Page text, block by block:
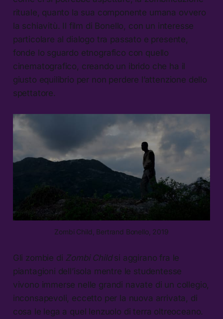
rituale, quanto la sua componente umana ovvero
la schiavitù. Il film di Bonello, con un interesse
particolare al dialogo tra passato e presente,
fonde lo sguardo etnografico con quello
cinematografico, creando un ibrido che ha il
giusto equilibrio per non perdere l’attenzione dello
spettatore.
Zombi Child, Bertrand Bonello, 2019
Gli zombie di Zombi Childsi aggirano fra le
piantagioni dell’isola mentre le studentesse
vivono immerse nelle grandi navate di un collegio,
inconsapevoli, eccetto per la nuova arrivata, di
cosa le lega a quel lenzuolo di terra oltreoceano.